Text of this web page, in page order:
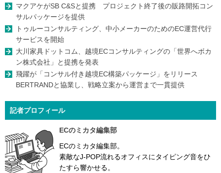
マクアケがSB C&Sと提携 プロジェクト終了後の販路開拓コン
サルパッケージを提供
トゥルーコンサルティング、中小メーカーのためのEC運営代行
サービスを開始
大川家具ドットコム、越境ECコンサルティングの「世界へボカ
ン株式会社」と提携を発表
飛躍が「コンサル付き越境EC構築パッケージ」をリリース
BERTRANDと協業し、戦略立案から運営まで一貫提供
記者プロフィール
ECのミカタ編集部
ECのミカタ編集部。
素敵なJ-POP流れるオフィスにタイピング音をひ
たすら響かせる。